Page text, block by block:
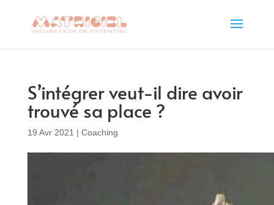
S’intégrer veut-il dire avoir
trouvé sa place ?
19 Avr 2021 | Coaching